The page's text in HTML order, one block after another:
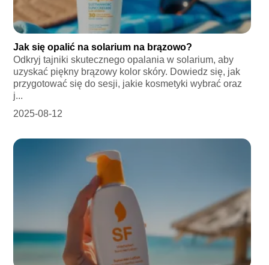
Jak się opalić na solarium na brązowo?
Odkryj tajniki skutecznego opalania w solarium, aby
uzyskać piękny brązowy kolor skóry. Dowiedz się, jak
przygotować się do sesji, jakie kosmetyki wybrać oraz
j...
2025-08-12